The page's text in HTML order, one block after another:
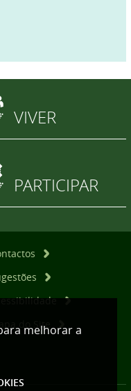
VIVER
PARTICIPAR
do Site
melhorar a